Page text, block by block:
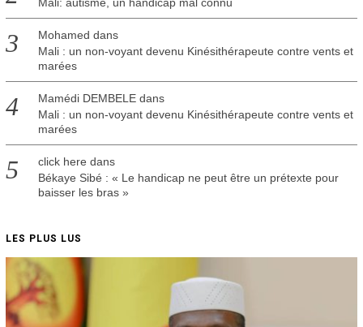
Mali: autisme, un handicap mal connu
Mohamed dans
Mali : un non-voyant devenu Kinésithérapeute contre vents et
marées
Mamédi DEMBELEdans
Mali : un non-voyant devenu Kinésithérapeute contre vents et
marées
click here dans
Békaye Sibé : « Le handicap ne peut être un prétexte pour
baisser les bras »
LES PLUS LUS